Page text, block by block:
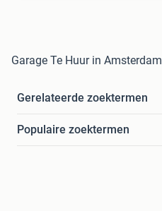
Garage Te Huur in Amsterdam
Gerelateerde zoektermen
Populaire zoektermen